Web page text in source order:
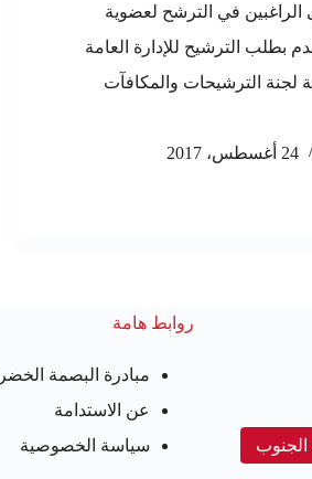
في الترشح لعضوية
بطلب الترشيح للإدارة العامة
لجنة الترشيحات والمكافآت
24 أغسطس، 2017
الجنوب
روابط هامة
مبادرة البصمة
عن الاستدامة
سياسة الخصوصية